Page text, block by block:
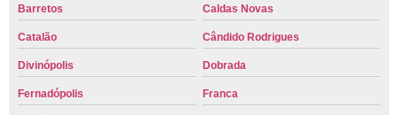
Barretos Caldas Novas
Catalão Cândido Rodrigues
Divinópolis Dobrada
Fernadópolis Franca